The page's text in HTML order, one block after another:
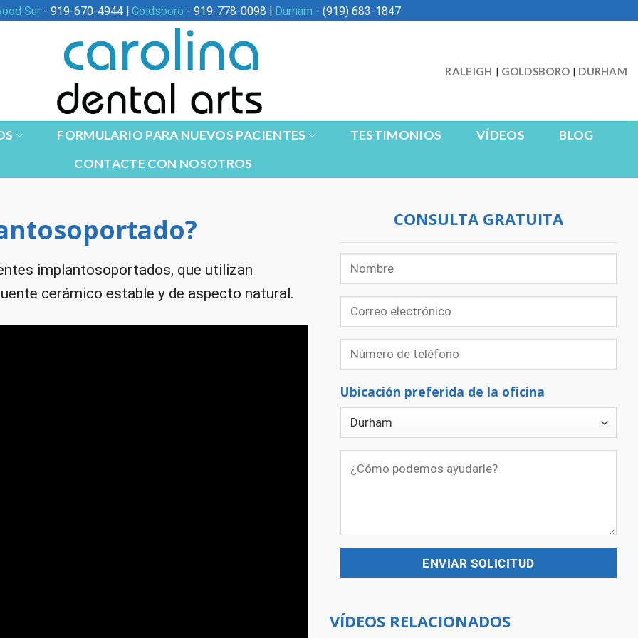
Sur- 919-670-4944 | Goldsboro - 919-778-0098 | Durham - (919) 683-1847
RALEIGH | GOLDSBORO | DURHAM
FORMULARIO PARA NUEVOS PACIENTES TESTIMONIOS VÍDEOS
BLOG
CONTACTE CON NOSOTROS
implantosoportados, que utilizan
cerámico estable y de aspecto natural.
CONSULTA GRATUITA
Ubicación preferida de la oficina
VÍDEOS RELACIONADOS